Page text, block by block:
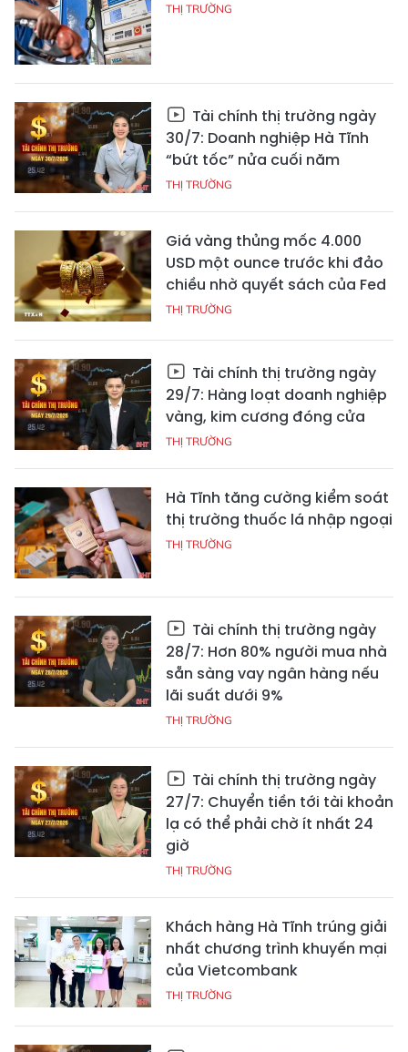
THỊ TRƯỜNG
Tài chính thị trường ngày
30/7: Doanh nghiệp Hà Tĩnh
“bứt tốc” nửa cuối năm
THỊ TRƯỜNG
Giá vàng thủng mốc 4.000
USD một ounce trước khi đảo
chiều nhờ quyết sách của Fed
THỊ TRƯỜNG
Tài chính thị trường ngày
29/7: Hàng loạt doanh nghiệp
vàng, kim cương đóng cửa
THỊ TRƯỜNG
Hà Tĩnh tăng cường kiểm soát
thị trường thuốc lá nhập ngoại
THỊ TRƯỜNG
Tài chính thị trường ngày
28/7: Hơn 80% người mua nhà
sẵn sàng vay ngân hàng nếu
lãi suất dưới 9%
THỊ TRƯỜNG
Tài chính thị trường ngày
27/7: Chuyển tiền tới tài khoản
lạ có thể phải chờ ít nhất 24
giờ
THỊ TRƯỜNG
Khách hàng Hà Tĩnh trúng giải
nhất chương trình khuyến mại
của Vietcombank
THỊ TRƯỜNG